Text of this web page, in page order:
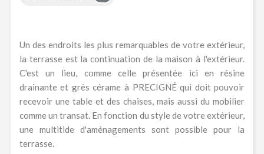
Un des endroits les plus remarquables de votre extérieur,
la terrasse est la continuation de la maison à l'extérieur.
C'est un lieu, comme celle présentée ici en résine
drainante et grès cérame à PRECIGNÉ qui doit pouvoir
recevoir une table et des chaises, mais aussi du mobilier
comme un transat. En fonction du style de votre extérieur,
une multitide d'aménagements sont possible pour la
terrasse.